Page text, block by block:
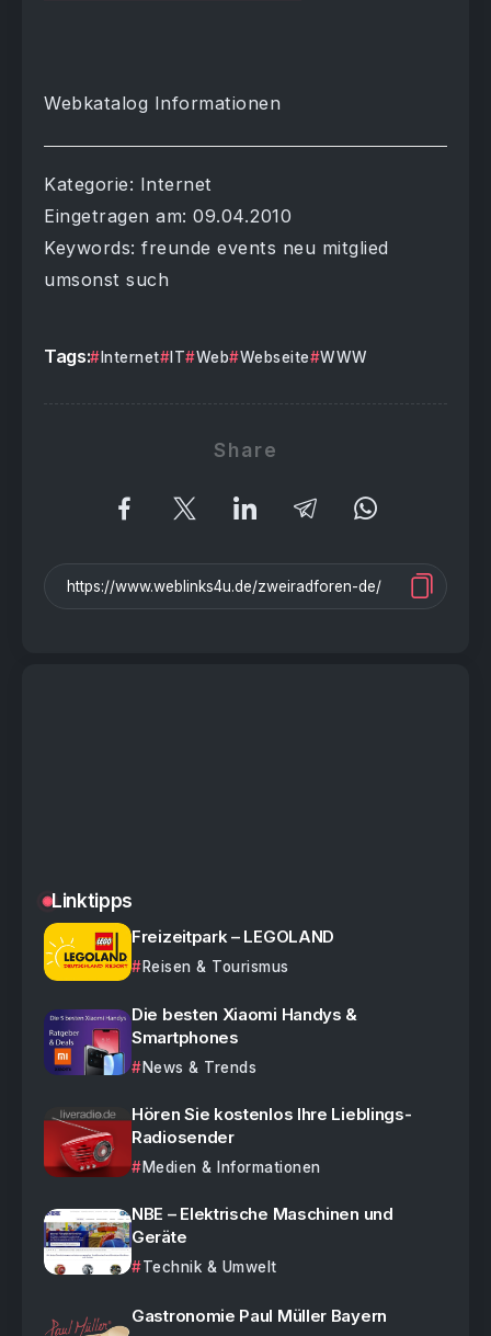
Webkatalog Informationen
Kategorie: Internet
Eingetragen am: 09.04.2010
Keywords: freunde events neu mitglied
umsonst such
Tags: Internet IT Web Webseite WWW
Share
Linktipps
Freizeitpark – LEGOLAND
Reisen & Tourismus
Die besten Xiaomi Handys &
Smartphones
News & Trends
Hören Sie kostenlos Ihre Lieblings-
Radiosender
Medien & Informationen
NBE – Elektrische Maschinen und
Geräte
Technik & Umwelt
Gastronomie Paul Müller Bayern